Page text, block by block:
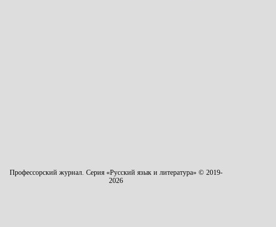
Профессорский журнал. Серия «Русский язык и литература» © 2019-
2026